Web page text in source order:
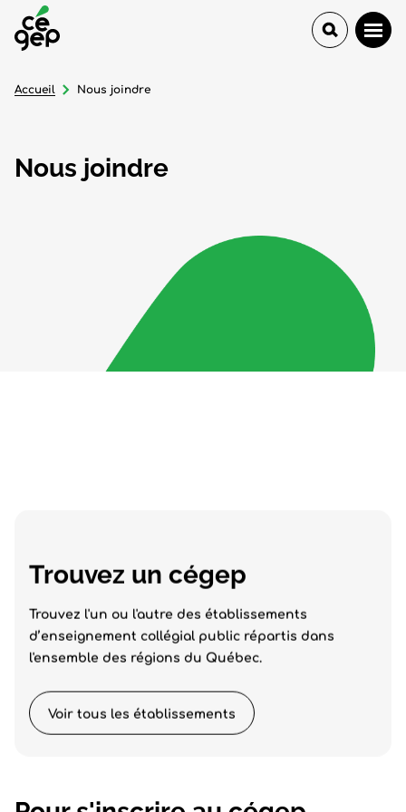
Nous joindre
Accueil Nous joindre
Trouvez un cégep
Trouvez l'un ou l'autre des établissements
d’enseignement collégial public répartis dans
l'ensemble des régions du Québec.
Voir tous les établissements